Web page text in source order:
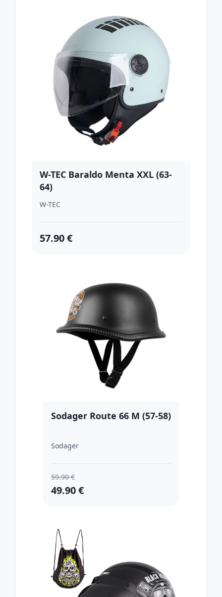
W-TEC Baraldo Menta XXL (63-
64)
W-TEC
57.90 €
Sodager Route 66 M (57-58)
Sodager
59.90 €
49.90 €